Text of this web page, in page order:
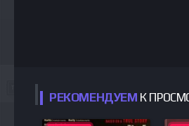
РЕКОМЕНДУЕМ К